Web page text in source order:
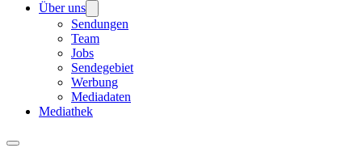
Über uns
Sendungen
Team
Jobs
Sendegebiet
Werbung
Mediadaten
Mediathek